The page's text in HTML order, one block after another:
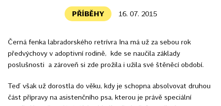
E-shop
PŘÍBĚHY 16. 07. 2015
Černá fenka labradorského retrívra Ina má už za sebou rok
předvýchovy v adoptivní rodině, kde se naučila základy
poslušnosti a zároveň si zde prožila i užila své štěněcí období.
Teď však už dorostla do věku, kdy je schopna absolvovat druhou
část přípravy na asistenčního psa, kterou je právě speciální